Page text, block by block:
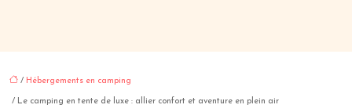
/ Hébergements en camping
/ Le camping en tente de luxe : allier confort et aventure en plein air